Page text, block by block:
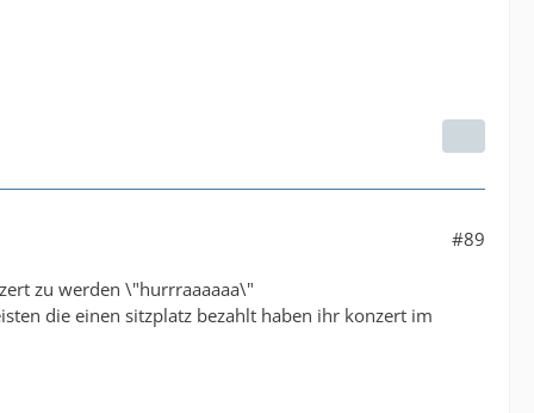
#89
zu werden \"hurrraaaaaa\"
die einen sitzplatz bezahlt haben ihr konzert im